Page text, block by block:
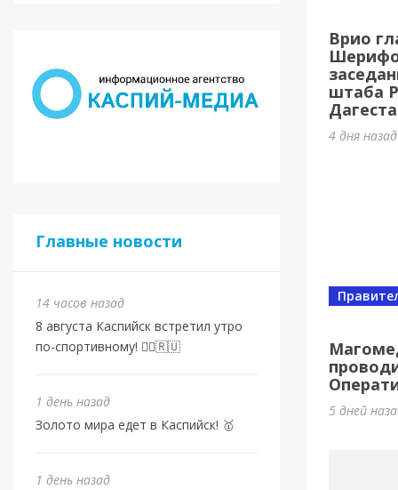
Главные новости
14 часов назад
8 августа Каспийск встретил утро
по-спортивному! 🏃‍♂️🇷🇺
1 день назад
Золото мира едет в Каспийск! 🥇
1 день назад
1 день
От
Врио
штаба
4 дня
5 дней